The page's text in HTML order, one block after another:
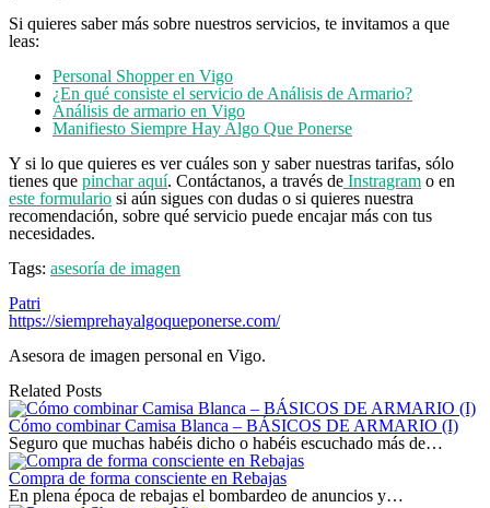
Si quieres saber más sobre nuestros servicios, te invitamos a que
leas:
Personal Shopper en Vigo
¿En qué consiste el servicio de Análisis de Armario?
Análisis de armario en Vigo
Manifiesto Siempre Hay Algo Que Ponerse
Y si lo que quieres es ver cuáles son y saber nuestras tarifas, sólo
tienes que pinchar aquí. Contáctanos, a través de Instragram o en
este formulario si aún sigues con dudas o si quieres nuestra
recomendación, sobre qué servicio puede encajar más con tus
necesidades.
Tags: asesoría de imagen
Patri
https://siemprehayalgoqueponerse.com/
Asesora de imagen personal en Vigo.
Related Posts
Cómo combinar Camisa Blanca – BÁSICOS DE ARMARIO (I)
Seguro que muchas habéis dicho o habéis escuchado más de…
Compra de forma consciente en Rebajas
En plena época de rebajas el bombardeo de anuncios y…